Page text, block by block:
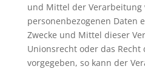
und Mittel der Verarbeitung
personenbezogenen Daten
Zwecke und Mittel dieser
Unionsrecht oder das
vorgegeben, so kann der